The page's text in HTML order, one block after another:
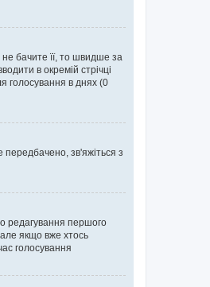
бачите її, то швидше за
в окремій стрічці
голосування в днях (0
передбачено, зв'яжіться з
редагування першого
якщо вже хтось
голосування